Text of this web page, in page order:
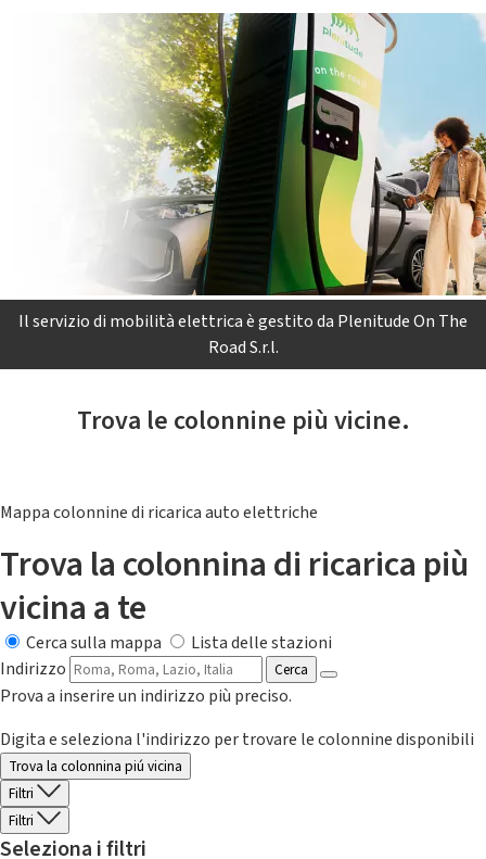
Il servizio di mobilità elettrica è gestito da Plenitude On The
Road S.r.l.
Trova le colonnine più vicine.
Mappa colonnine di ricarica auto elettriche
Trova la colonnina di ricarica più
vicina a te
Cerca sulla mappa
Lista delle stazioni
Indirizzo
Cerca
Prova a inserire un indirizzo più preciso.
Digita e seleziona l'indirizzo per trovare le colonnine disponibili
Trova la colonnina piú vicina
Filtri
Filtri
Seleziona i filtri